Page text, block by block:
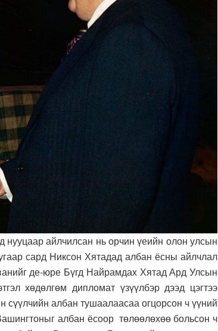
айлчилсан нь орчин үеийн олон улсын
сард Никсон Хятадад албан ёсны айлчлал
де-юре Бүгд Найрамдах Хятад Ард Улсын
хөдөлгөм дипломат үзүүлбэр дээд цэгтээ
албан тушаалаасаа огцорсон ч үүний
албан ёсоор төлөөлөхөө больсон ч